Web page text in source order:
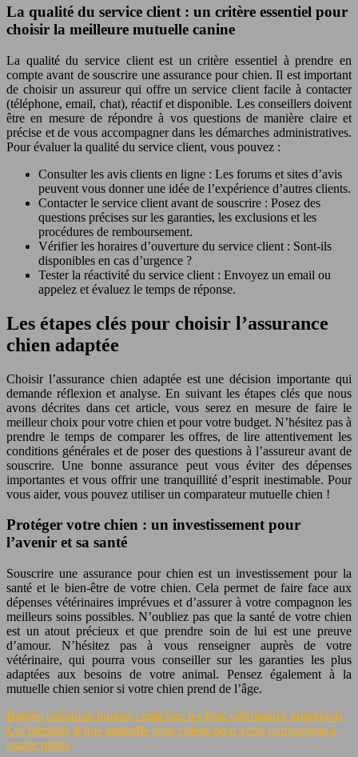
La qualité du service client : un critère essentiel pour
choisir la meilleure mutuelle canine
La qualité du service client est un critère essentiel à prendre en
compte avant de souscrire une assurance pour chien. Il est important
de choisir un assureur qui offre un service client facile à contacter
(téléphone, email, chat), réactif et disponible. Les conseillers doivent
être en mesure de répondre à vos questions de manière claire et
précise et de vous accompagner dans les démarches administratives.
Pour évaluer la qualité du service client, vous pouvez :
Consulter les avis clients en ligne : Les forums et sites d’avis
peuvent vous donner une idée de l’expérience d’autres clients.
Contacter le service client avant de souscrire : Posez des
questions précises sur les garanties, les exclusions et les
procédures de remboursement.
Vérifier les horaires d’ouverture du service client : Sont-ils
disponibles en cas d’urgence ?
Tester la réactivité du service client : Envoyez un email ou
appelez et évaluez le temps de réponse.
Les étapes clés pour choisir l’assurance
chien adaptée
Choisir l’assurance chien adaptée est une décision importante qui
demande réflexion et analyse. En suivant les étapes clés que nous
avons décrites dans cet article, vous serez en mesure de faire le
meilleur choix pour votre chien et pour votre budget. N’hésitez pas à
prendre le temps de comparer les offres, de lire attentivement les
conditions générales et de poser des questions à l’assureur avant de
souscrire. Une bonne assurance peut vous éviter des dépenses
importantes et vous offrir une tranquillité d’esprit inestimable. Pour
vous aider, vous pouvez utiliser un comparateur mutuelle chien !
Protéger votre chien : un investissement pour
l’avenir et sa santé
Souscrire une assurance pour chien est un investissement pour la
santé et le bien-être de votre chien. Cela permet de faire face aux
dépenses vétérinaires imprévues et d’assurer à votre compagnon les
meilleurs soins possibles. N’oubliez pas que la santé de votre chien
est un atout précieux et que prendre soin de lui est une preuve
d’amour. N’hésitez pas à vous renseigner auprès de votre
vétérinaire, qui pourra vous conseiller sur les garanties les plus
adaptées aux besoins de votre animal. Pensez également à la
mutuelle chien senior si votre chien prend de l’âge.
Budget opération tumeur : anticiper les frais vétérinaires importants
Les bienfaits d’une mutuelle pour chiens pour votre compagnon à
quatre pattes